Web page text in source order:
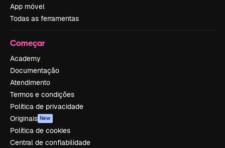
App móvel
Todas as ferramentas
Começar
Academy
Documentação
Atendimento
Termos e condições
Política de privacidade
Originais New
Política de cookies
Central de confiabilidade